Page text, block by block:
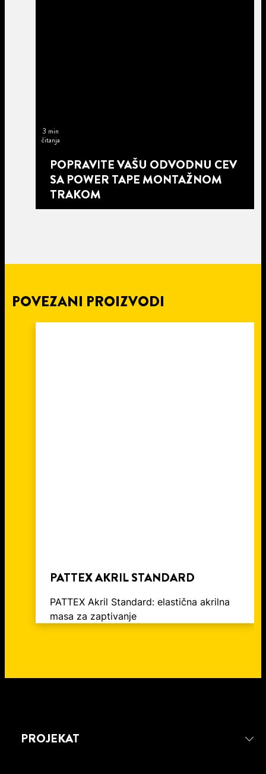
3 min
čitanja
POPRAVITE VAŠU ODVODNU CEV
SA POWER TAPE MONTAŽNOM
TRAKOM
POVEZANI PROIZVODI
PATTEX AKRIL STANDARD
PATTEX Akril Standard: elastična akrilna
masa za zaptivanje
PROJEKAT